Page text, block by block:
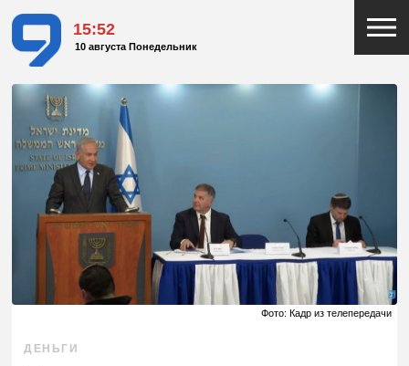
15:52
10 августа Понедельник
Фото: Кадр из телепередачи
ДЕНЬГИ